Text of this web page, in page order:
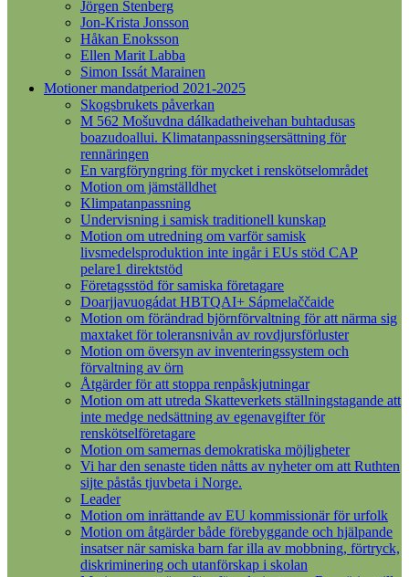
Jörgen Stenberg
Jon-Krista Jonsson
Håkan Enoksson
Ellen Marit Labba
Simon Issát Marainen
Motioner mandatperiod 2021-2025
Skogsbrukets påverkan
M 562 Mošuvdna dálkadatheivehan buhtadusas
boazudoallui. Klimatanpassningsersättning för
rennäringen
En vargföryngring för mycket i renskötselområdet
Motion om jämställdhet
Klimpatanpassning
Undervisning i samisk traditionell kunskap
Motion om utredning om varför samisk
livsmedelsproduktion inte ingår i EUs stöd CAP
pelare1 direktstöd
Företagsstöd för samiska företagare
Doarjjavuogádat HBTQAI+ Sápmelaččaide
Motion om förändrad björnförvaltning för att närma sig
maxtaket för toleransnivån av rovdjursförluster
Motion om översyn av inventeringssystem och
förvaltning av örn
Åtgärder för att stoppa renpåskjutningar
Motion om att utreda Skatteverkets ställningstagande att
inte medge nedsättning av egenavgifter för
renskötselföretagare
Motion om samernas demokratiska möjligheter
Vi har den senaste tiden nåtts av nyheter om att Ruthten
sijte påstås tjuvbeta i Norge.
Leader
Motion om inrättande av EU kommissionär för urfolk
Motion om åtgärder både förebyggande och hjälpande
insatser när samiska barn far illa av mobbning, förtryck,
diskriminering och utanförskap i skolan